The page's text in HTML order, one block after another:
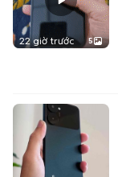
22 giờ trước 5